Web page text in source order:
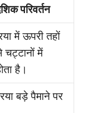
परिवर्तन
में ऊपरी तहों
चट्टानों में
है।
बड़े पैमाने पर